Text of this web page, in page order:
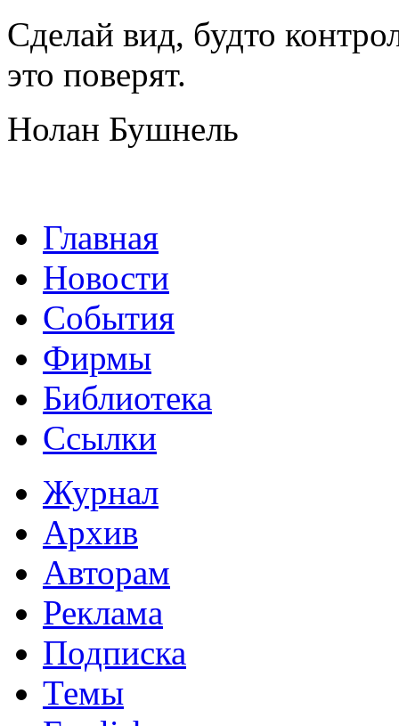
Сделай вид, будто
это поверят.
Нолан Бушнель
Главная
Новости
События
Фирмы
Библиотека
Ссылки
Журнал
Архив
Авторам
Реклама
Подписка
Темы